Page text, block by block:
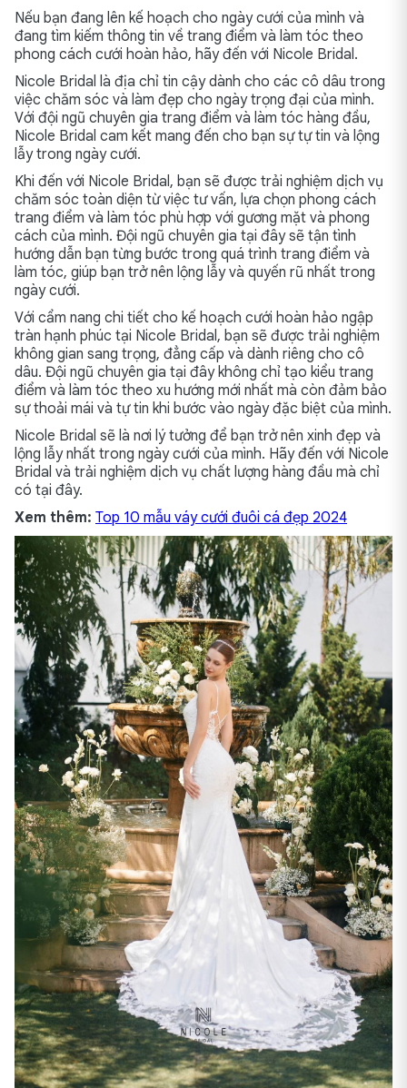
Nếu bạn đang lên kế hoạch cho ngày cưới của mình và
đang tìm kiếm thông tin về trang điểm và làm tóc theo
phong cách cưới hoàn hảo, hãy đến với Nicole Bridal.
Nicole Bridal là địa chỉ tin cậy dành cho các cô dâu trong
việc chăm sóc và làm đẹp cho ngày trọng đại của mình.
Với đội ngũ chuyên gia trang điểm và làm tóc hàng đầu,
Nicole Bridal cam kết mang đến cho bạn sự tự tin và lộng
lẫy trong ngày cưới.
Khi đến với Nicole Bridal, bạn sẽ được trải nghiệm dịch vụ
chăm sóc toàn diện từ việc tư vấn, lựa chọn phong cách
trang điểm và làm tóc phù hợp với gương mặt và phong
cách của mình. Đội ngũ chuyên gia tại đây sẽ tận tình
hướng dẫn bạn từng bước trong quá trình trang điểm và
làm tóc, giúp bạn trở nên lộng lẫy và quyến rũ nhất trong
ngày cưới.
Với cẩm nang chi tiết cho kế hoạch cưới hoàn hảo ngập
tràn hạnh phúc tại Nicole Bridal, bạn sẽ được trải nghiệm
không gian sang trọng, đẳng cấp và dành riêng cho cô
dâu. Đội ngũ chuyên gia tại đây không chỉ tạo kiểu trang
điểm và làm tóc theo xu hướng mới nhất mà còn đảm bảo
sự thoải mái và tự tin khi bước vào ngày đặc biệt của mình.
Nicole Bridal sẽ là nơi lý tưởng để bạn trở nên xinh đẹp và
lộng lẫy nhất trong ngày cưới của mình. Hãy đến với Nicole
Bridal và trải nghiệm dịch vụ chất lượng hàng đầu mà chỉ
có tại đây.
Xem thêm: Top 10 mẫu váy cưới đuôi cá đẹp 2024